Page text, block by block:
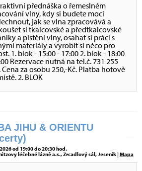
přednáška o řemeslném
vlny, kdy si budete moci
jak se vlna zpracovává a
si tkalcovské a předtkalcovské
a plstění vlny, osahat si práci s
materiály a vyrobit si něco pro
1. blok - 15:00 - 17:00 2. blok - 18:00
Rezervace nutná na tel.č. 731 255
Cena za osobu 250,-Kč. Platba hotově
2. BLOK
JIHU & ORIENTU
od 19:00 do 20:30 hod.
léčebné lázně a.s., Zrcadlový sál, Jeseník |Mapa